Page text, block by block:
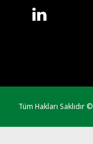
Tüm Hakları Saklıdır ©